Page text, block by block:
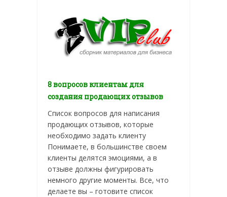
8 вопросов клиентам для
создания продающих отзывов
Список вопросов для написания
продающих отзывов, которые
необходимо задать клиенту
Понимаете, в большинстве своем
клиенты делятся эмоциями, а в
отзыве должны фигурировать
немного другие моменты. Все, что
делаете вы – готовите список